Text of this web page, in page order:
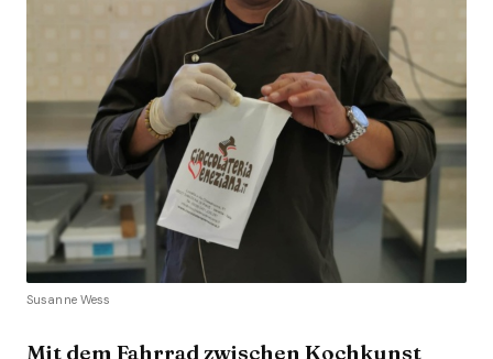
Susanne Wess
Mit dem Fahrrad zwischen Kochkunst